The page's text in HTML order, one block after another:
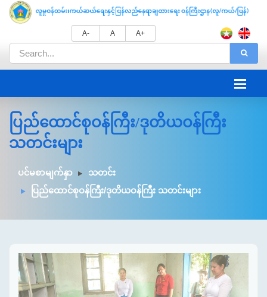
A- A A+
ပြည်ထောင်စုဝန်ကြီး/ဒုတိယဝန်ကြီး
သတင်းများ
ပင်မစာမျက်နှာ
သတင်း
ပြည်ထောင်စုဝန်ကြီး/ဒုတိယဝန်ကြီး သတင်းများ